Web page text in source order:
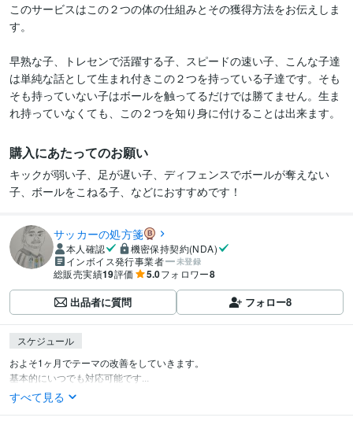
このサービスはこの２つの体の仕組みとその獲得方法をお伝えしま
す。
早熟な子、トレセンで活躍する子、スピードの速い子、こんな子達
は単純な話として生まれ付きこの２つを持っている子達です。そも
そも持っていない子はボールを触ってるだけでは勝てません。生ま
れ持っていなくても、この２つを知り身に付けることは出来ます。
購入にあたってのお願い
キックが弱い子、足が遅い子、ディフェンスでボールが奪えない
子、ボールをこねる子、などにおすすめです！
サッカーの処方箋
本人確認
機密保持契約(NDA)
インボイス発行事業者
未登録
総販売実績19評価 5.0フォロワー8
出品者に質問 フォロー8
スケジュール
およそ1ヶ月でテーマの改善をしていきます。
基本的にいつでも対応可能です...
すべて見る